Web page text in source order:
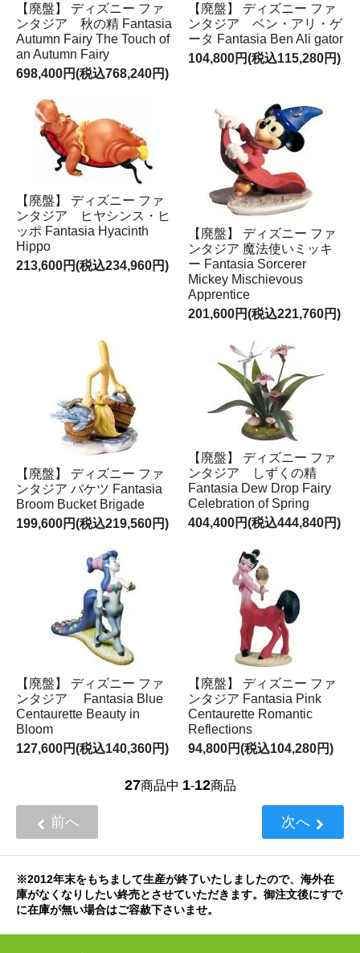
【廃盤】 ディズニー ファ
ンタジア 秋の精 Fantasia
Autumn Fairy The Touch of
an Autumn Fairy
698,400円(税込768,240円)
【廃盤】 ディズニー ファ
ンタジア ベン・アリ・ゲ
ータ Fantasia Ben Ali gator
104,800円(税込115,280円)
【廃盤】 ディズニー ファ
ンタジア ヒヤシンス・ヒ
ッポ Fantasia Hyacinth
Hippo
213,600円(税込234,960円)
【廃盤】 ディズニー ファ
ンタジア 魔法使いミッキ
ー Fantasia Sorcerer
Mickey Mischievous
Apprentice
201,600円(税込221,760円)
【廃盤】 ディズニー ファ
ンタジア バケツ Fantasia
Broom Bucket Brigade
199,600円(税込219,560円)
【廃盤】 ディズニー ファ
ンタジア しずくの精
Fantasia Dew Drop Fairy
Celebration of Spring
404,400円(税込444,840円)
【廃盤】 ディズニー ファ
ンタジア Fantasia Blue
Centaurette Beauty in
Bloom
127,600円(税込140,360円)
【廃盤】 ディズニー ファ
ンタジア Fantasia Pink
Centaurette Romantic
Reflections
94,800円(税込104,280円)
27商品中 1-12商品
前へ 次へ
※2012年末をもちまして生産が終了いたしましたので、海外在
庫がなくなりしたい終売とさせていただきます。御注文後にすで
に在庫が無い場合はご容赦下さいませ。